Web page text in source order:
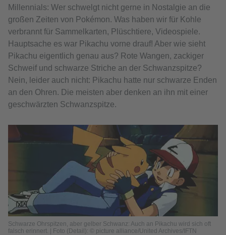
Millennials: Wer schwelgt nicht gerne in Nostalgie an die
großen Zeiten von Pokémon. Was haben wir für Kohle
verbrannt für Sammelkarten, Plüschtiere, Videospiele.
Hauptsache es war Pikachu vorne drauf! Aber wie sieht
Pikachu eigentlich genau aus? Rote Wangen, zackiger
Schweif und schwarze Striche an der Schwanzspitze?
Nein, leider auch nicht: Pikachu hatte nur schwarze Enden
an den Ohren. Die meisten aber denken an ihn mit einer
geschwärzten Schwanzspitze.
Schwarze Ohrspitzen, aber gelber Schwanz: Auch an Pikachu wird sich oft
falsch erinnert. | Foto (Detail): © picture alliance/United Archives/IFTN